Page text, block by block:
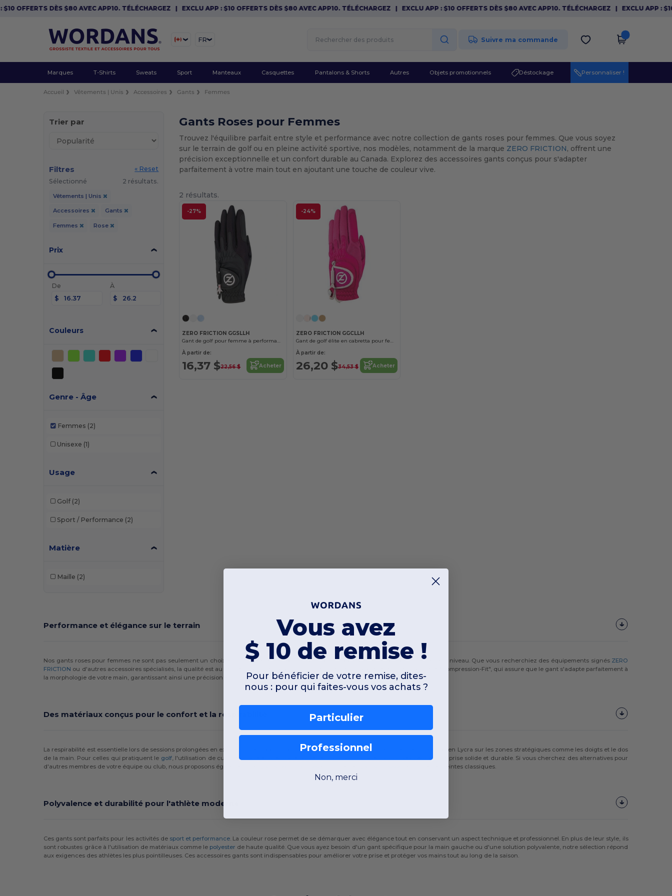
OFFERTS DÈS $80 AVEC APP10. TÉLÉCHARGEZ| EXCLU APP : $10 OFFERTS DÈS $80 AVEC APP10. TÉLÉCHARGEZ| EXCLU APP : $10 OFFERTS DÈS $80 AVEC APP10. TÉLÉCHARGEZ| EXCLU APP : $10
FR Suivre ma commande
Marques T-Shirts Sweats Sport Manteaux Casquettes Pantalons & Shorts Autres Objets promotionnels Déstockage Personnaliser !
Accueil Vêtements | Unis Accessoires Gants Femmes
Trier par
Filtres
« Reset
Sélectionné
2 résultats.
Vêtements | Unis
Accessoires Gants
Femmes Rose
Prix
De
$
À
$
Couleurs
Genre - Âge
Femmes (2)
Unisexe (1)
Usage
Golf (2)
Sport / Performance (2)
Matière
Maille (2)
Gants Roses pour Femmes
Trouvez l'équilibre parfait entre style et performance avec notre collection de gants roses pour femmes. Que vous soyez
sur le terrain de golf ou en pleine activité sportive, nos modèles, notamment de la marque ZERO FRICTION, offrent une
précision exceptionnelle et un confort durable au Canada. Explorez des accessoires gants conçus pour s'adapter
parfaitement à votre main tout en ajoutant une touche de couleur vive.
2 résultats.
-27%
ZERO FRICTION GGSLLH
Gant de golf pour femme à performance élevée/ Main gauche
À partir de:
16,37 $22,56 $ Acheter
-24%
ZERO FRICTION GGCLLH
Gant de golf élite en cabretta pour femme/ main gauche
À partir de:
26,20 $34,53 $ Acheter
Performance et élégance sur le terrain
Nos gants roses pour femmes ne sont pas seulement un choix esthétique audacieux ; ils sont conçus pour offrir une performance de haut niveau. Que vous recherchiez des équipements signés ZERO
FRICTION ou d'autres accessoires spécialisés, la qualité est au rendez-vous. Ces produits intègrent des technologies avancées comme le "Compression-Fit", qui assure que le gant s'adapte parfaitement à
la morphologie de votre main, garantissant ainsi une précision accrue lors de vos mouvements sportifs.
Des matériaux conçus pour le confort et la respirabilité
La respirabilité est essentielle lors de sessions prolongées en extérieur. C'est pourquoi nos modèles utilisent souvent des inserts en
ou en Lycra sur les zones stratégiques comme les doigts et le dos
de la main. Pour celles qui pratiquent le golf, l'utilisation de cuir de chèvre authentique ou de renforts synthétiques sur l'index permet une prise solide et durable. Si vous cherchez des alternatives pour
d'autres membres de votre équipe ou club, nous proposons également des
dans diverses teintes classiques.
Polyvalence et durabilité pour l'athlète moderne
Ces gants sont parfaits pour les activités de sport et performance. La couleur rose permet de se démarquer avec élégance tout en conservant un aspect technique et professionnel. En plus de leur style, ils
sont robustes grâce à l'utilisation de matériaux comme le polyester de haute qualité. Que vous ayez besoin d'un gant spécifique pour la main gauche ou d'une solution polyvalente, notre sélection répond
aux exigences des athlètes les plus pointilleuses. Ces accessoires gants sont indispensables pour améliorer votre prise et protéger vos mains tout au long de la saison.
Vous avez
$ 10 de remise !
Pour bénéficier de votre remise, dites-
nous : pour qui faites-vous vos achats ?
Particulier
Professionnel
Non, merci